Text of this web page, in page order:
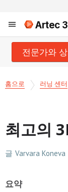
Artec
전문가와
홈으로 러닝 센터
최고의
글 Varvara Koneva
요약